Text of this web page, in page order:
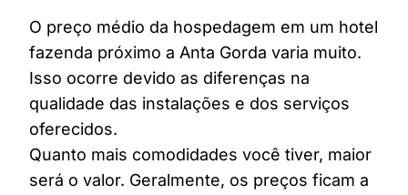
O preço médio da hospedagem em um hotel
fazenda próximo a Anta Gorda varia muito.
Isso ocorre devido as diferenças na
qualidade das instalações e dos serviços
oferecidos.
Quanto mais comodidades você tiver, maior
será o valor. Geralmente, os preços ficam a